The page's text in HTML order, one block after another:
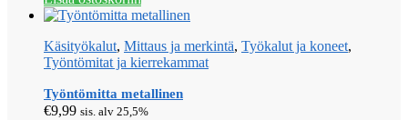
Käsityökalut, Mittaus ja merkintä, Työkalut ja koneet,
Työntömitat ja kierrekammat
Työntömitta metallinen
€9,99 sis. alv 25,5%